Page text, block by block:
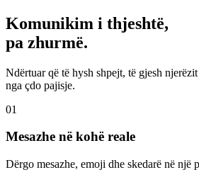
Komunikim i thjeshtë,
pa zhurmë.
Ndërtuar që të hysh shpejt, të gjesh
nga çdo pajisje.
01
Mesazhe në kohë reale
Dërgo mesazhe, emoji dhe skedarë në një